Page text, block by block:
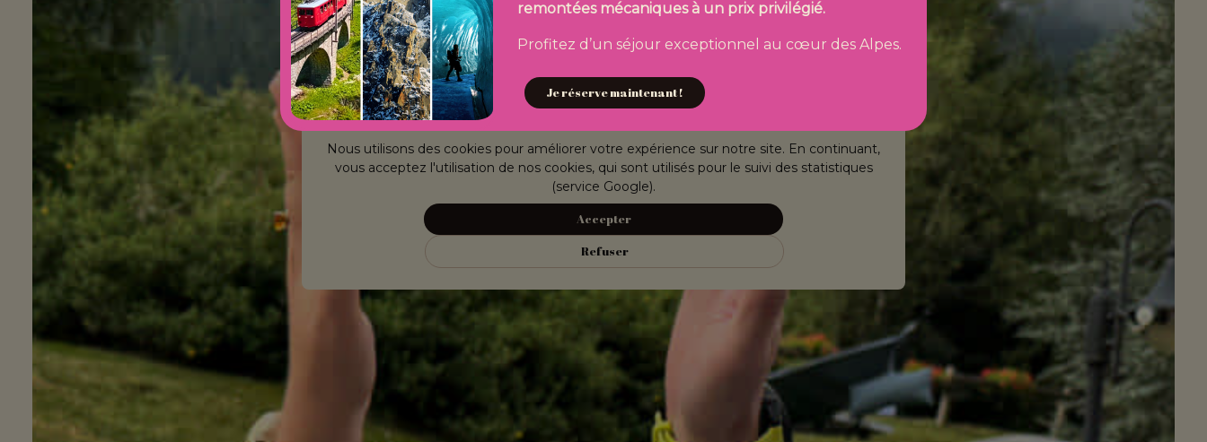
remontées mécaniques à un prix privilégié.
Profitez d’un séjour exceptionnel au cœur des Alpes.
Je réserve maintenant !
Nous utilisons des cookies pour améliorer votre expérience sur notre site. En continuant,
vous acceptez l'utilisation de nos cookies, qui sont utilisés pour le suivi des statistiques
(service Google).
Accepter
Refuser